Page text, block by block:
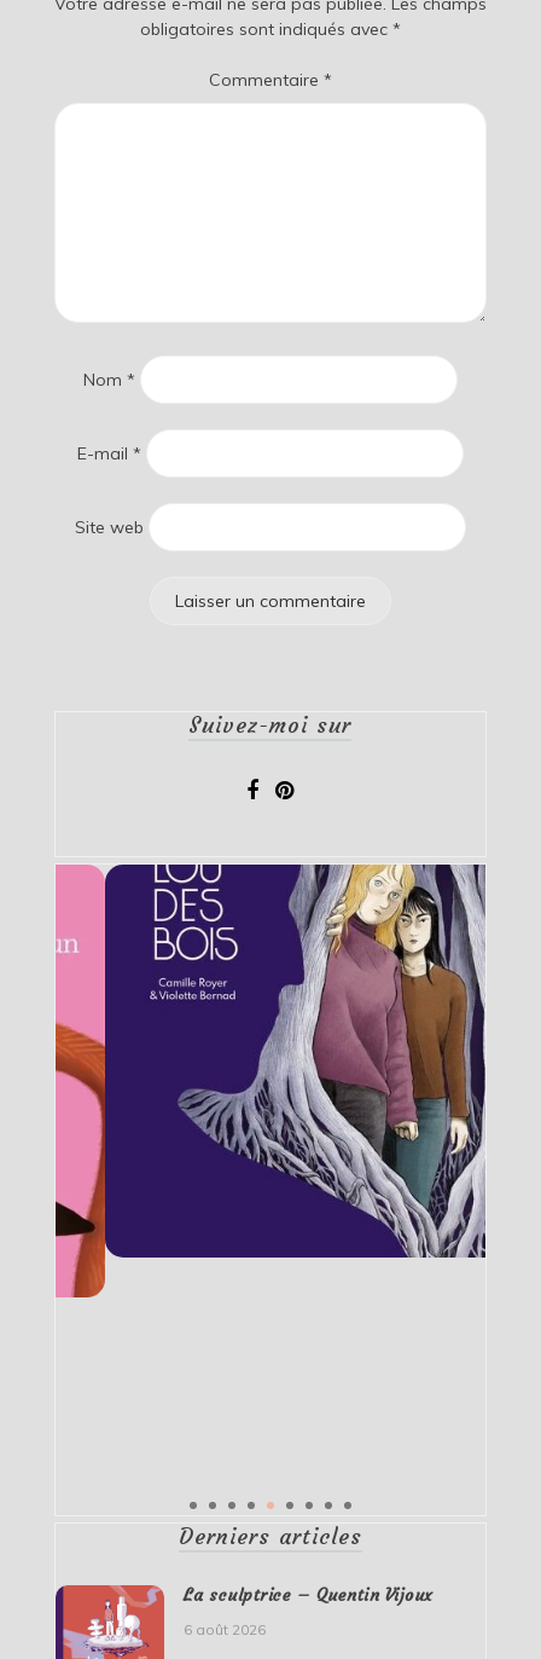
obligatoires sont indiqués avec *
Commentaire *
Nom *
E-mail *
Site web
Suivez-moi sur
Derniers articles
La sculptrice – Quentin Vijoux
6 août 2026